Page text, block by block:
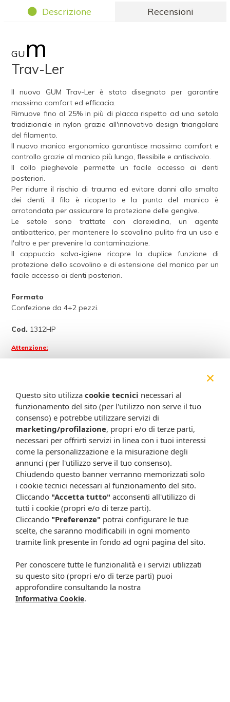
Descrizione Recensioni
GUm
Trav-Ler
Il nuovo GUM Trav-Ler è stato disegnato per garantire
massimo comfort ed efficacia.
Rimuove fino al 25% in più di placca rispetto ad una setola
tradizionale in nylon grazie all'innovativo design triangolare
del filamento.
Il nuovo manico ergonomico garantisce massimo comfort e
controllo grazie al manico più lungo, flessibile e antiscivolo.
Il collo pieghevole permette un facile accesso ai denti
posteriori.
Per ridurre il rischio di trauma ed evitare danni allo smalto
dei denti, il filo è ricoperto e la punta del manico è
arrotondata per assicurare la protezione delle gengive.
Le setole sono trattate con clorexidina, un agente
antibatterico, per mantenere lo scovolino pulito fra un uso e
l'altro e per prevenire la contaminazione.
Il cappuccio salva-igiene ricopre la duplice funzione di
protezione dello scovolino e di estensione del manico per un
facile accesso ai denti posteriori.
Formato
Confezione da 4+2 pezzi.
Cod. 1312HP
Attenzione:
confezione stessa), né il consiglio del medico, specialmente in caso
di possibili allergie o patologie. Vista la difficoltà nell’adeguarsi alle
continue modifiche effettuate dalle varie aziende produttrici come
cambio del packaging (colori, dimensioni, contenuto, informazioni) e
i possibili cambiamenti come cambio degli ingredienti e valori
percentuali, Farmacia Cavalieri Shop dichiara di non assumere
alcuna responsabilità in caso di schede prodotto ed immagini non
aggiornate in tempo reale e presenza di errori o omissioni. Inoltre
non si assumono responsabilità in caso di qualsiasi problema
causato dall’accesso delle informazioni riportate sul sito
shop.farmaciacavalieri.it.
ISCRIVITI ALLA NEWSLETTER
Rimani aggiornato su tutte le promozioni
×
Questo sito utilizza cookie tecnici necessari al
funzionamento del sito (per l'utilizzo non serve il tuo
consenso) e potrebbe utilizzare servizi di
marketing/profilazione, propri e/o di terze parti,
necessari per offrirti servizi in linea con i tuoi interessi
come la personalizzazione e la misurazione degli
annunci (per l'utilizzo serve il tuo consenso).
Chiudendo questo banner verranno memorizzati solo
i cookie tecnici necessari al funzionamento del sito.
Cliccando "Accetta tutto" acconsenti all'utilizzo di
tutti i cookie (propri e/o di terze parti).
Cliccando "Preferenze" potrai configurare le tue
scelte, che saranno modificabili in ogni momento
tramite link presente in fondo ad ogni pagina del sito.
Per conoscere tutte le funzionalità e i servizi utilizzati
su questo sito (propri e/o di terze parti) puoi
approfondire consultando la nostra
Informativa Cookie.